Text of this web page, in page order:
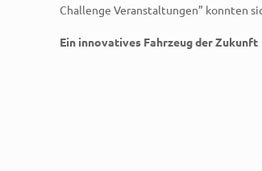
Challenge Veranstaltungen” konnten
Ein innovatives Fahrzeug der Zukunft